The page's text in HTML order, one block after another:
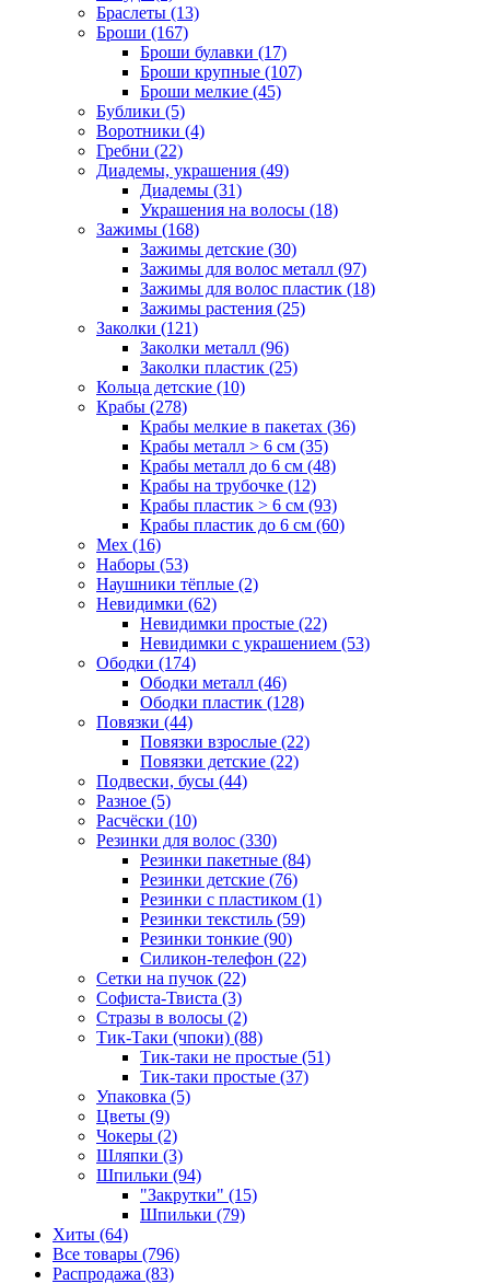
Браслеты (13)
Броши (167)
Броши булавки (17)
Броши крупные (107)
Броши мелкие (45)
Бублики (5)
Воротники (4)
Гребни (22)
Диадемы, украшения (49)
Диадемы (31)
Украшения на волосы (18)
Зажимы (168)
Зажимы детские (30)
Зажимы для волос металл (97)
Зажимы для волос пластик (18)
Зажимы растения (25)
Заколки (121)
Заколки металл (96)
Заколки пластик (25)
Кольца детские (10)
Крабы (278)
Крабы мелкие в пакетах (36)
Крабы металл > 6 см (35)
Крабы металл до 6 см (48)
Крабы на трубочке (12)
Крабы пластик > 6 см (93)
Крабы пластик до 6 см (60)
Мех (16)
Наборы (53)
Наушники тёплые (2)
Невидимки (62)
Невидимки простые (22)
Невидимки с украшением (53)
Ободки (174)
Ободки металл (46)
Ободки пластик (128)
Повязки (44)
Повязки взрослые (22)
Повязки детские (22)
Подвески, бусы (44)
Разное (5)
Расчёски (10)
Резинки для волос (330)
Резинки пакетные (84)
Резинки детские (76)
Резинки с пластиком (1)
Резинки текстиль (59)
Резинки тонкие (90)
Силикон-телефон (22)
Сетки на пучок (22)
Софиста-Твиста (3)
Стразы в волосы (2)
Тик-Таки (чпоки) (88)
Тик-таки не простые (51)
Тик-таки простые (37)
Упаковка (5)
Цветы (9)
Чокеры (2)
Шляпки (3)
Шпильки (94)
"Закрутки" (15)
Шпильки (79)
Хиты (64)
Все товары (796)
Распродажа (83)